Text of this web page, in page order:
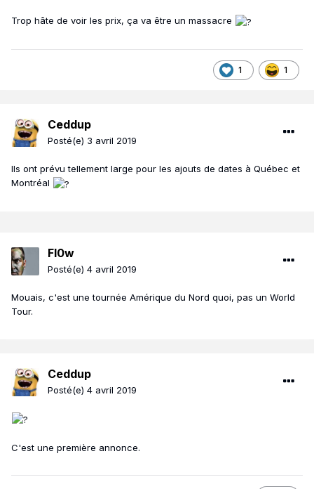
Trop hâte de voir les prix, ça va être un massacre
1 1
Ceddup
Posté(e) 3 avril 2019
Ils ont prévu tellement large pour les ajouts de dates à Québec et
Montréal
Fl0w
Posté(e) 4 avril 2019
Mouais, c'est une tournée Amérique du Nord quoi, pas un World
Tour.
Ceddup
Posté(e) 4 avril 2019
C'est une première annonce.